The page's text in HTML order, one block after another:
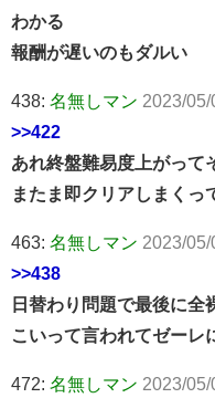
わかる
報酬が遅いのもダルい
438: 名無しマン 2023/05/
>>422
あれ終盤難易度上がって
またま即クリアしまくっ
463: 名無しマン 2023/
>>438
日替わり問題で最後に全
こいって言われてゼーレ
472: 名無しマン 2023/05/